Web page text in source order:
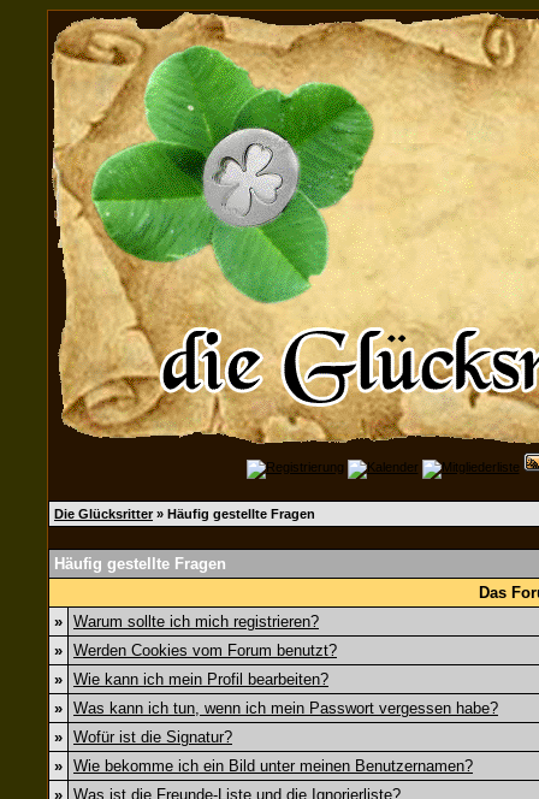
Die Glücksritter » Häufig gestellte Fragen
Häufig gestellte Fragen
Das
» Warum sollte ich mich registrieren?
» Werden Cookies vom Forum benutzt?
» Wie kann ich mein Profil bearbeiten?
» Was kann ich tun, wenn ich mein Passwort vergessen habe?
» Wofür ist die Signatur?
» Wie bekomme ich ein Bild unter meinen Benutzernamen?
» Was ist die Freunde-Liste und die Ignorierliste?